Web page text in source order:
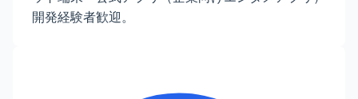
開発経験者歓迎。